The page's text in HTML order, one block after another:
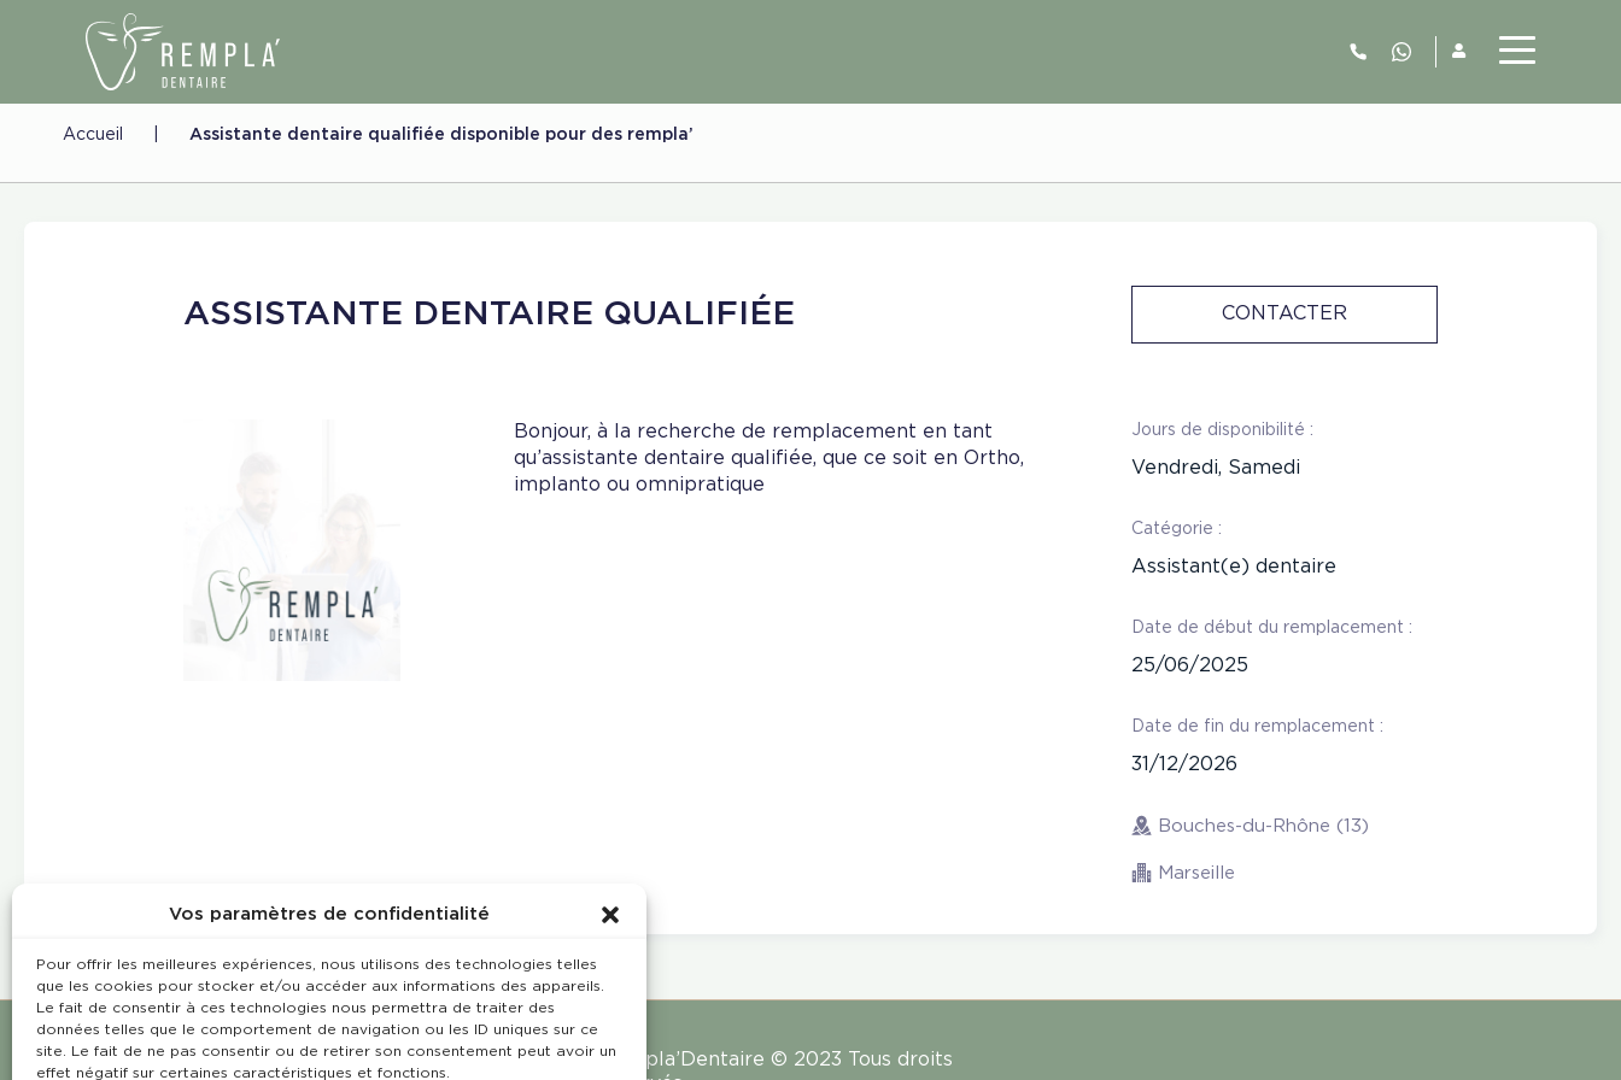
Vos paramètres de confidentialité
Pour offrir les meilleures expériences, nous utilisons des technologies telles
que les cookies pour stocker et/ou accéder aux informations des appareils.
Le fait de consentir à ces technologies nous permettra de traiter des
données telles que le comportement de navigation ou les ID uniques sur ce
site. Le fait de ne pas consentir ou de retirer son consentement peut avoir un
effet négatif sur certaines caractéristiques et fonctions.
06.52.63.77.73
Accueil Assistante dentaire qualifiée disponible pour des rempla’
ASSISTANTE DENTAIRE QUALIFIÉE CONTACTER
Bonjour, à la recherche de remplacement en tant
qu’assistante dentaire qualifiée, que ce soit en Ortho,
implanto ou omnipratique
Jours de disponibilité :
Vendredi, Samedi
Catégorie :
Assistant(e) dentaire
Date de début du remplacement :
25/06/2025
Date de fin du remplacement :
31/12/2026
Bouches-du-Rhône (13)
Marseille
Rempla’Dentaire © 2023 Tous droits